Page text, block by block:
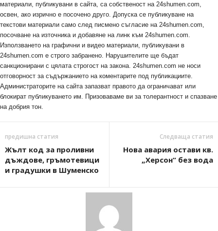
материали, публикувани в сайта, са собственост на 24shumen.com,
освен, ако изрично е посочено друго. Допуска се публикуване на
текстови материали само след писмено съгласие на 24shumen.com,
посочване на източника и добавяне на линк към 24shumen.com.
Използването на графични и видео материали, публикувани в
24shumen.com е строго забранено. Нарушителите ще бъдат
санкционирани с цялата строгост на закона. 24shumen.com не носи
отговорност за съдържанието на коментарите под публикациите.
Администраторите на сайта запазват правото да ограничават или
блокират публикуването им. Призоваваме ви за толерантност и спазване
на добрия тон.
предишна статия
Жълт код за проливни
дъждове, гръмотевици
и градушки в Шуменско
Следваща статия
Нова авария остави кв.
„Херсон“ без вода